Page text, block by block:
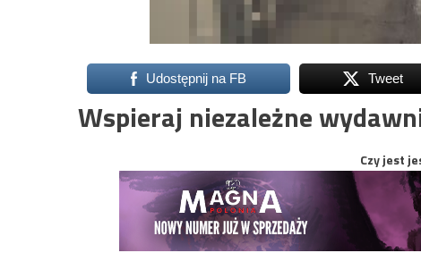
Udostępnij na FB Tweet
Wspieraj niezależne
Czy jest